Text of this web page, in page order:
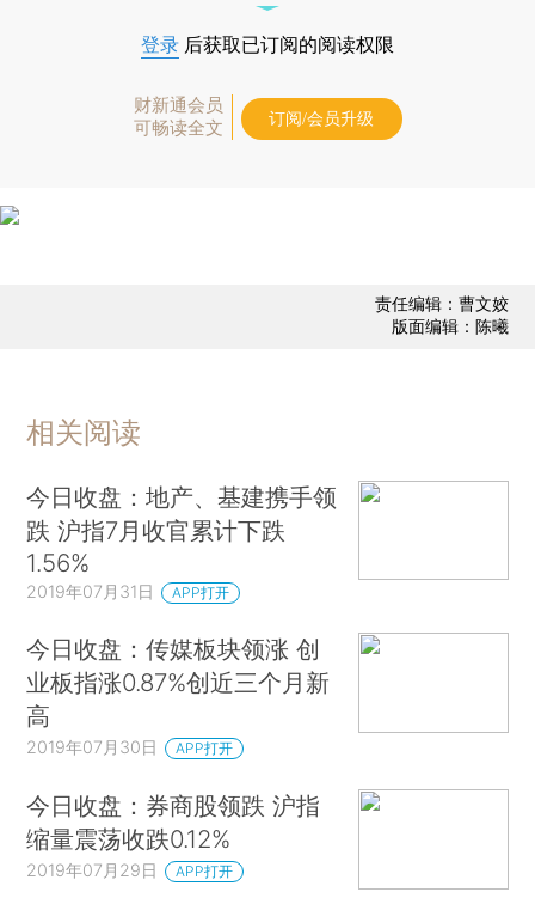
登录 后获取已订阅的阅读权限
财新通会员
可畅读全文
订阅/会员升级
责任编辑：曹文姣
版面编辑：陈曦
相关阅读
今日收盘：地产、基建携手领
跌 沪指7月收官累计下跌
1.56%
2019年07月31日 APP打开
今日收盘：传媒板块领涨 创
业板指涨0.87%创近三个月新
高
2019年07月30日 APP打开
今日收盘：券商股领跌 沪指
缩量震荡收跌0.12%
2019年07月29日 APP打开